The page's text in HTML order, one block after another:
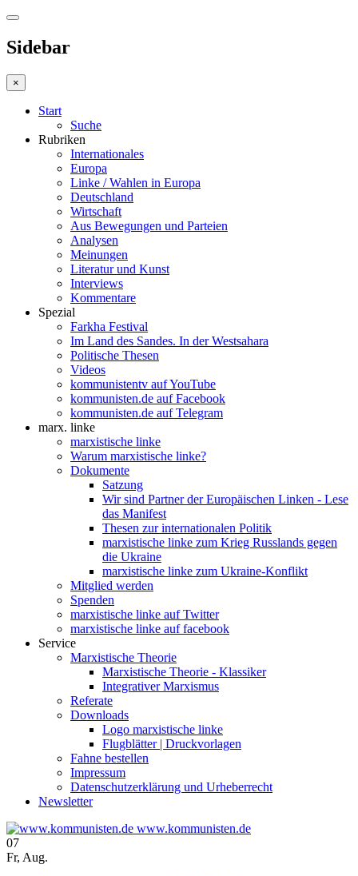
Sidebar
×
Start
Suche
Rubriken
Internationales
Europa
Linke / Wahlen in Europa
Deutschland
Wirtschaft
Aus Bewegungen und Parteien
Analysen
Meinungen
Literatur und Kunst
Interviews
Kommentare
Spezial
Farkha Festival
Im Land des Sandes. In der Westsahara
Politische Thesen
Videos
kommunistentv auf YouTube
kommunisten.de auf Facebook
kommunisten.de auf Telegram
marx. linke
marxistische linke
Warum marxistische linke?
Dokumente
Satzung
Wir sind Partner der Europäischen Linken - Lese
das Manifest
Thesen zur internationalen Politik
marxistische linke zum Krieg Russlands gegen
die Ukraine
marxistische linke zum Ukraine-Konflikt
Mitglied werden
Spenden
marxistische linke auf Twitter
marxistische linke auf facebook
Service
Marxistische Theorie
Marxistische Theorie - Klassiker
Integrativer Marxismus
Referate
Downloads
Logo marxistische linke
Flugblätter | Druckvorlagen
Fahne bestellen
Impressum
Datenschutzerklärung und Urheberrecht
Newsletter
www.kommunisten.de
07
Fr, Aug.